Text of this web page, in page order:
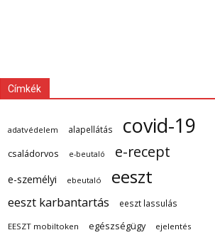
Címkék
adatvédelem alapellátás covid-19
családorvos e-beutaló e-recept
e-személyi ebeutaló eeszt
eeszt karbantartás eeszt lassulás
EESZT mobiltoken egészségügy ejelentés